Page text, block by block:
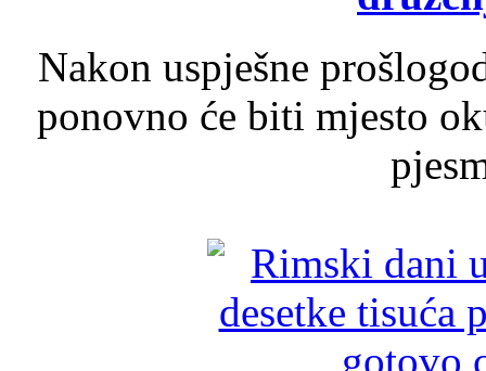
Nakon uspješne
ponovno će biti mjesto